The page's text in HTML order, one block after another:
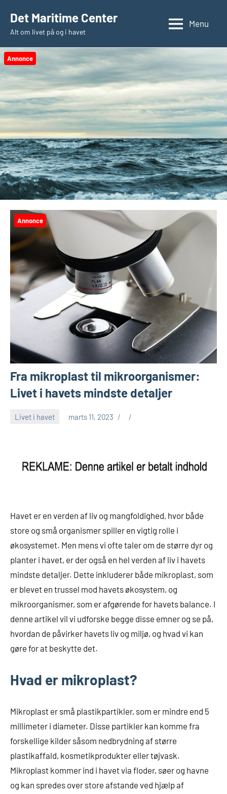
indhold
Det Maritime Center
Alt om livet på og i havet
Menu
Annonce
Annonce
Fra mikroplast til mikroorganismer:
Livet i havets mindste detaljer
Livet i havet marts 11, 2023
Havet er en verden af liv og mangfoldighed, hvor både
store og små organismer spiller en vigtig rolle i
økosystemet. Men mens vi ofte taler om de større dyr og
planter i havet, er der også en hel verden af liv i havets
mindste detaljer. Dette inkluderer både mikroplast, som
er blevet en trussel mod havets økosystem, og
mikroorganismer, som er afgørende for havets balance. I
denne artikel vil vi udforske begge disse emner og se på,
hvordan de påvirker havets liv og miljø, og hvad vi kan
gøre for at beskytte det.
Hvad er mikroplast?
Mikroplast er små plastikpartikler, som er mindre end 5
millimeter i diameter. Disse partikler kan komme fra
forskellige kilder såsom nedbrydning af større
plastikaffald, kosmetikprodukter eller tøjvask.
Mikroplast kommer ind i havet via floder, søer og havne
og kan spredes over store afstande ved hjælp af